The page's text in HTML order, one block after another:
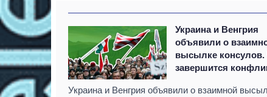
Украина и Венгрия
объявили о
высылке
завершится
Украина и Венгрия объявили о взаимной